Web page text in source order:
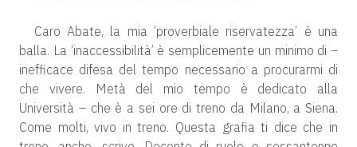
Caro Abate, la mia ‘proverbiale riservatezza’ è una
balla. La ‘inaccessibilità’ è semplicemente un minimo di –
inefficace difesa del tempo necessario a procurarmi di
che vivere. Metà del mio tempo è dedicato alla
Università – che è a sei ore di treno da Milano, a Siena.
Come molti, vivo in treno. Questa grafia ti dice che in